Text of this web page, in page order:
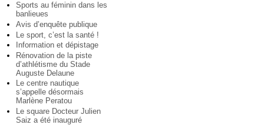
Sports au féminin dans les
banlieues
Avis d’enquête publique
Le sport, c’est la santé !
Information et dépistage
Rénovation de la piste
d’athlétisme du Stade
Auguste Delaune
Le centre nautique
s’appelle désormais
Marlène Peratou
Le square Docteur Julien
Saiz a été inauguré